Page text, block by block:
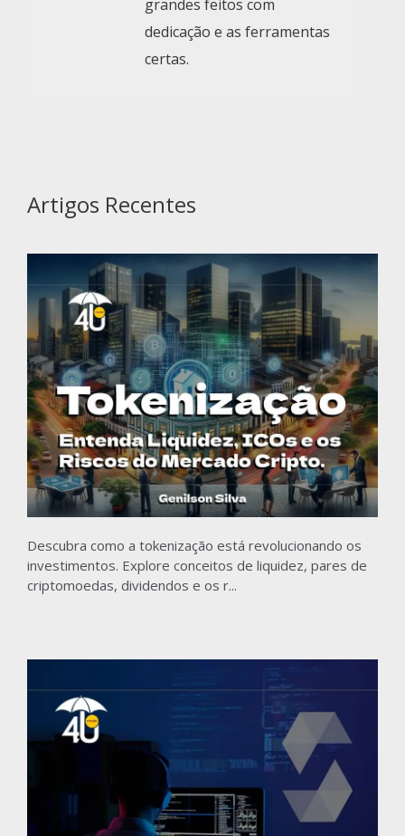
grandes feitos com
dedicação e as ferramentas
certas.
Artigos Recentes
Descubra como a tokenização está revolucionando os
investimentos. Explore conceitos de liquidez, pares de
criptomoedas, dividendos e os r...